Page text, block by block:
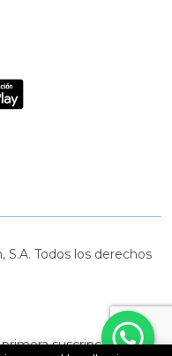
Todos los derechos
suscripción